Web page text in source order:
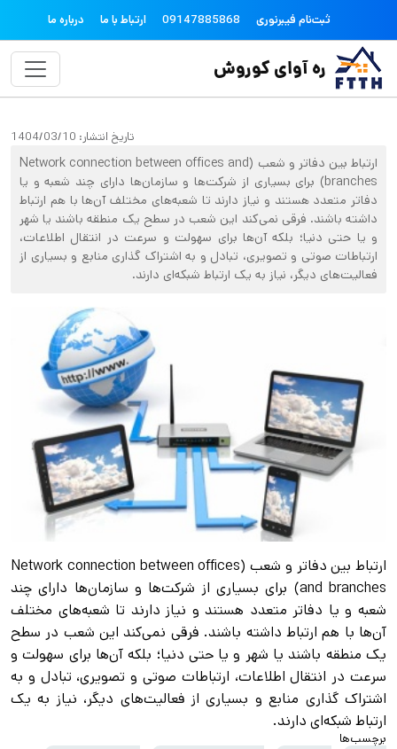
رفتن به محتوای اصلی topheader
درباره ما ارتباط با ما 09147885868 ثبت‌نام فیبرنوری
ره آوای کوروش
تاریخ انتشار: 1404/03/10
ارتباط بین دفاتر و شعب (Network connection between offices and
branches) برای بسیاری از شرکت‌ها و سازمان‌ها دارای چند شعبه و یا
دفاتر متعدد هستند و نیاز دارند تا شعبه‌های مختلف آن‌ها با هم ارتباط
داشته باشند. فرقی نمی‌کند این شعب در سطح یک منطقه باشند یا شهر
و یا حتی دنیا؛ بلکه آن‌ها برای سهولت و سرعت در انتقال اطلاعات،
ارتباطات صوتی و تصویری، تبادل و به اشتراک گذاری منابع و بسیاری از
فعالیت‌های دیگر، نیاز به یک ارتباط شبکه‌ای دارند.
ارتباط بین دفاتر و شعب (Network connection between offices
and branches) برای بسیاری از شرکت‌ها و سازمان‌ها دارای چند
شعبه و یا دفاتر متعدد هستند و نیاز دارند تا شعبه‌های مختلف
آن‌ها با هم ارتباط داشته باشند. فرقی نمی‌کند این شعب در سطح
یک منطقه باشند یا شهر و یا حتی دنیا؛ بلکه آن‌ها برای سهولت و
سرعت در انتقال اطلاعات، ارتباطات صوتی و تصویری، تبادل و به
اشتراک گذاری منابع و بسیاری از فعالیت‌های دیگر، نیاز به یک
ارتباط شبکه‌ای دارند.
برچسب‌ها